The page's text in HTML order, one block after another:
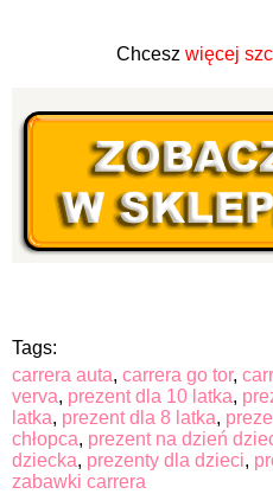
Chcesz więcej
Tags:
carrera auta, carrera go tor,
verva, prezent dla 10 latka,
latka, prezent dla 8 latka,
chłopca, prezent na dzień
dziecka, prezenty dla dzieci,
zabawki carrera